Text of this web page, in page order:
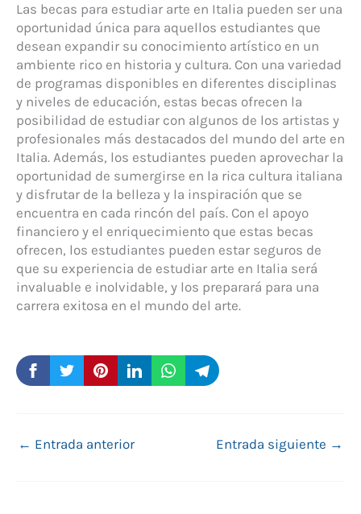
Las becas para estudiar arte en Italia pueden ser una
oportunidad única para aquellos estudiantes que
desean expandir su conocimiento artístico en un
ambiente rico en historia y cultura. Con una variedad
de programas disponibles en diferentes disciplinas
y niveles de educación, estas becas ofrecen la
posibilidad de estudiar con algunos de los artistas y
profesionales más destacados del mundo del arte en
Italia. Además, los estudiantes pueden aprovechar la
oportunidad de sumergirse en la rica cultura italiana
y disfrutar de la belleza y la inspiración que se
encuentra en cada rincón del país. Con el apoyo
financiero y el enriquecimiento que estas becas
ofrecen, los estudiantes pueden estar seguros de
que su experiencia de estudiar arte en Italia será
invaluable e inolvidable, y los preparará para una
carrera exitosa en el mundo del arte.
← Entrada anterior Entrada siguiente →